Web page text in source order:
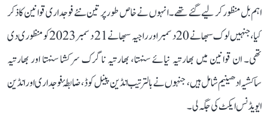
اہم بل منظور کر لیے گئے تھے۔ انہوں نے خاص طور پر تین نئے فوجداری قوانین کا ذکر
کیا، جنہیں لوک سبھا نے 20 دسمبر اور راجیہ سبھا نے 21 دسمبر 2023 کو منظوری دی
تھی۔ ان قوانین میں بھارتیہ نیائے سنہتا، بھارتیہ ناگرک سرکشا سنہتا اور بھارتیہ
ساکشیہ ادھینیم شامل ہیں، جنہوں نے بالترتیب انڈین پینل کوڈ، ضابطۂ فوجداری اور انڈین
ایویڈنس ایکٹ کی جگہ لی۔